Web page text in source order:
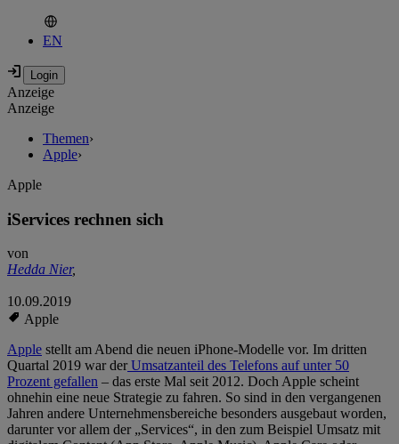
EN
Anzeige
Anzeige
Themen›
Apple›
Apple
iServices rechnen sich
von
Hedda Nier,
10.09.2019
Apple
Apple stellt am Abend die neuen iPhone-Modelle vor. Im dritten
Quartal 2019 war derUmsatzanteil des Telefons auf unter 50
Prozent gefallen – das erste Mal seit 2012. Doch Apple scheint
ohnehin eine neue Strategie zu fahren. So sind in den vergangenen
Jahren andere Unternehmensbereiche besonders ausgebaut worden,
darunter vor allem der „Services“, in den zum Beispiel Umsatz mit